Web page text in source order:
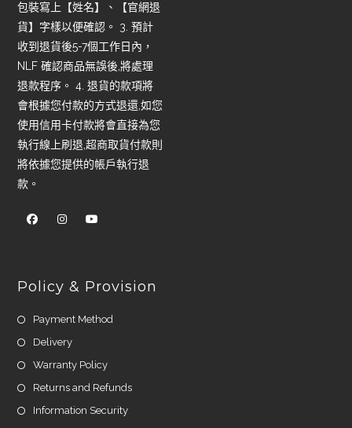
包裝寫上【姓名】、【官網退
貨】字樣以便確認。 3. 預計
收到退貨後5-7個工作日內，
NLF 確認商品無誤後,將處理
退款程序。 4. 退貨的款項將
會根據您付款的方式退還,如您
使用信用卡付款將會直接為您
執行線上刷退,超商取貨付款則
將依據您提供的帳戶執行退
款。
Policy & Provision
Payment Method
Delivery
Warranty Policy
Returns and Refunds
Information Security